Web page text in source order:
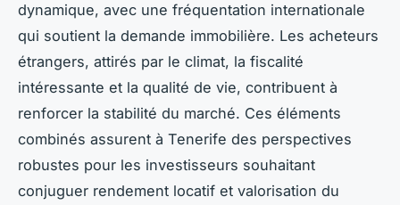
dynamique, avec une fréquentation internationale
qui soutient la demande immobilière. Les acheteurs
étrangers, attirés par le climat, la fiscalité
intéressante et la qualité de vie, contribuent à
renforcer la stabilité du marché. Ces éléments
combinés assurent à Tenerife des perspectives
robustes pour les investisseurs souhaitant
conjuguer rendement locatif et valorisation du